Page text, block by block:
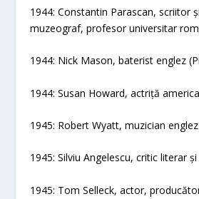
1944: Constantin Parascan, scriitor
muzeograf, profesor universitar
1944: Nick Mason, baterist englez
1944: Susan Howard, actriță
1945: Robert Wyatt, muzician
1945: Silviu Angelescu, critic literar
1945: Tom Selleck, actor,